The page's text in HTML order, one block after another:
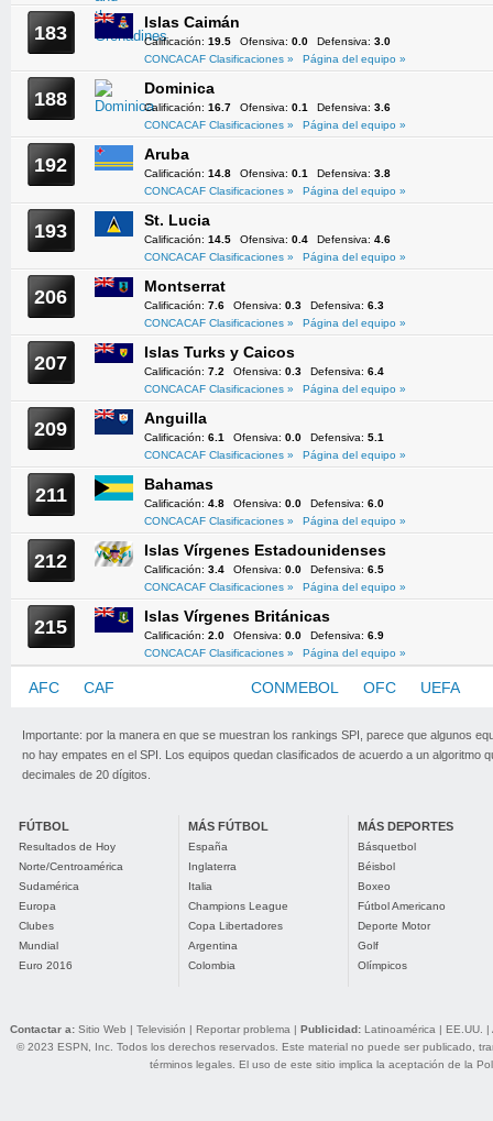
183 Islas Caimán
Calificación: 19.5 Ofensiva: 0.0 Defensiva: 3.0
CONCACAF Clasificaciones »
Página del equipo »
188 Dominica
Calificación: 16.7 Ofensiva: 0.1 Defensiva: 3.6
CONCACAF Clasificaciones »
Página del equipo »
192 Aruba
Calificación: 14.8 Ofensiva: 0.1 Defensiva: 3.8
CONCACAF Clasificaciones »
Página del equipo »
193 St. Lucia
Calificación: 14.5 Ofensiva: 0.4 Defensiva: 4.6
CONCACAF Clasificaciones »
Página del equipo »
206 Montserrat
Calificación: 7.6 Ofensiva: 0.3 Defensiva: 6.3
CONCACAF Clasificaciones »
Página del equipo »
207 Islas Turks y Caicos
Calificación: 7.2 Ofensiva: 0.3 Defensiva: 6.4
CONCACAF Clasificaciones »
Página del equipo »
209 Anguilla
Calificación: 6.1 Ofensiva: 0.0 Defensiva: 5.1
CONCACAF Clasificaciones »
Página del equipo »
211 Bahamas
Calificación: 4.8 Ofensiva: 0.0 Defensiva: 6.0
CONCACAF Clasificaciones »
Página del equipo »
212 Islas Vírgenes Estadounidenses
Calificación: 3.4 Ofensiva: 0.0 Defensiva: 6.5
CONCACAF Clasificaciones »
Página del equipo »
215 Islas Vírgenes Británicas
Calificación: 2.0 Ofensiva: 0.0 Defensiva: 6.9
CONCACAF Clasificaciones »
Página del equipo »
AFC CAF CONMEBOL OFC UEFA
Importante: por la manera en que se muestran los rankings SPI, parece que algunos
no hay empates en el SPI. Los equipos quedan clasificados de acuerdo a un algoritmo
decimales de 20 dígitos.
FÚTBOL
Resultados de Hoy
Norte/Centroamérica
Sudamérica
Europa
Clubes
Mundial
Euro 2016
MÁS FÚTBOL
España
Inglaterra
Italia
Champions League
Copa Libertadores
Argentina
Colombia
MÁS DEPORTES
Básquetbol
Béisbol
Boxeo
Fútbol Americano
Deporte Motor
Golf
Olímpicos
Contactar a: Sitio Web | Televisión | Reportar problema | Publicidad: Latinoamérica | EE.UU. |
© 2023 ESPN, Inc. Todos los derechos reservados. Este material no puede ser publicado,
términos legales. El uso de este sitio implica la aceptación de la